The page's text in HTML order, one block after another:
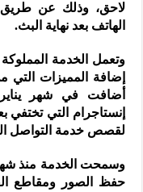
لاحق، وذلك عن طريق
الهاتف بعد نهاية البث.
وتعمل الخدمة
إضافة المميزات
أضافت في شهر
لقصص خدمة التواصل
وسمحت الخدمة منذ شهر
حفظ الصور ومقاطع